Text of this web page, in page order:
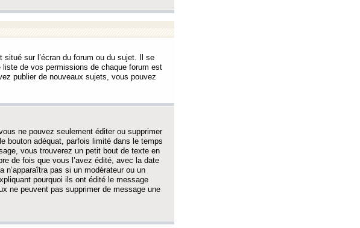
sur l’écran du forum ou du sujet. Il se
de vos permissions de chaque forum est
publier de nouveaux sujets, vous pouvez
ne pouvez seulement éditer ou supprimer
bouton adéquat, parfois limité dans le temps
vous trouverez un petit bout de texte en
de fois que vous l’avez édité, avec la date
n’apparaîtra pas si un modérateur ou un
pourquoi ils ont édité le message
ne peuvent pas supprimer de message une